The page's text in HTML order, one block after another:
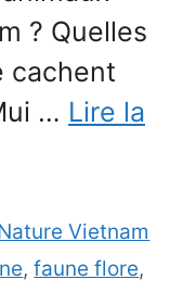
? Quelles
cachent
… Lire la
Vietnam
,faune flore,